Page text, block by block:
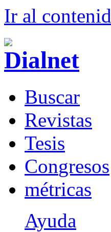
Ir al contenid
Buscar
Revistas
Tesis
Congresos
métricas
Ayuda